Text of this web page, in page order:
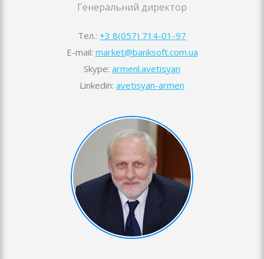
Генеральний директор
Тел.: +3 8(057) 714-01-97
E-mail: market@banksoft.com.ua
Skype: armenl.avetisyan
Linkedin: avetisyan-armen